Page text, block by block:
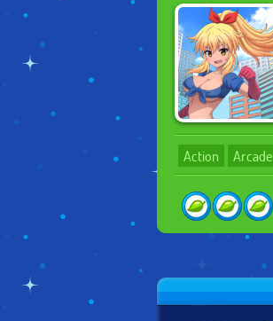
Action Arcade